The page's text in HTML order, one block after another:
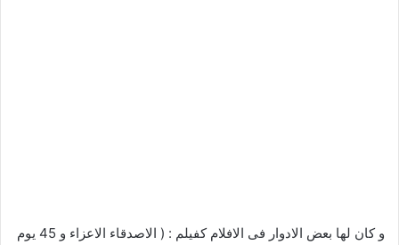
و كان لها بعض الادوار فى الافلام كفيلم : ( الاصدقاء الاعزاء و 45 يوم